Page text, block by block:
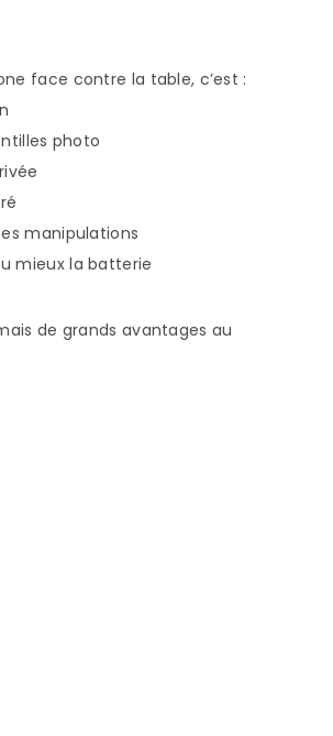
face contre la table, c’est :
photo
manipulations
mieux la batterie
de grands avantages au